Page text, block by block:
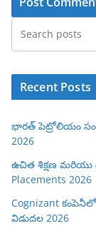
Recent Posts
భారత్ పెట్రోలియం
2026
ఉచిత శిక్షణ మరియు
Placements 2026
Cognizant
విడుదల 2026